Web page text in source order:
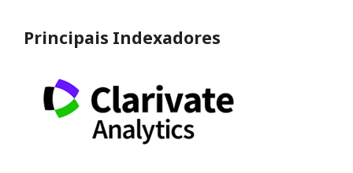
Principais Indexadores